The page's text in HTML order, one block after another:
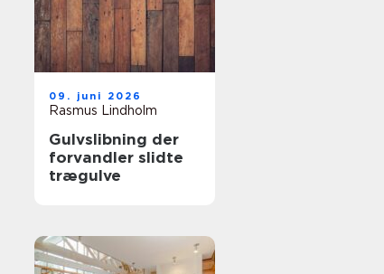
09. juni 2026
Rasmus Lindholm
Gulvslibning der
forvandler slidte
trægulve